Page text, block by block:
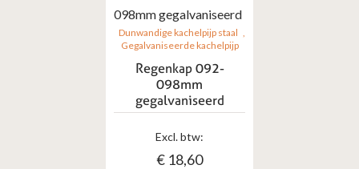
Dunwandige kachelpijp staal
Gegalvaniseerde kachelpijp
Regenkap 092-
098mm
gegalvaniseerd
Excl. btw:
€ 18,60